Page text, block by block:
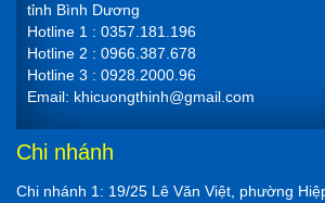
tỉnh Bình Dương
Hotline 1 : 0357.181.196
Hotline 2 : 0966.387.678
Hotline 3 : 0928.2000.96
Email: khicuongthinh@gmail.com
Chi nhánh
Chi nhánh 1: 19/25 Lê Văn Việt, phường